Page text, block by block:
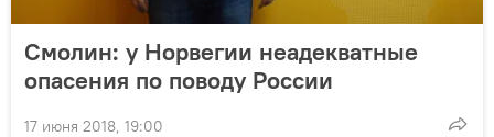
Смолин: у Норвегии неадекватные
опасения по поводу России
17 июня 2018, 19:00